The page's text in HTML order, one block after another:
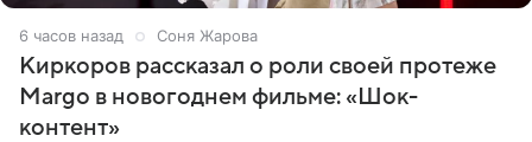
6 часов назад Соня Жарова
Киркоров рассказал о роли своей протеже
Margo в новогоднем фильме: «Шок-
контент»